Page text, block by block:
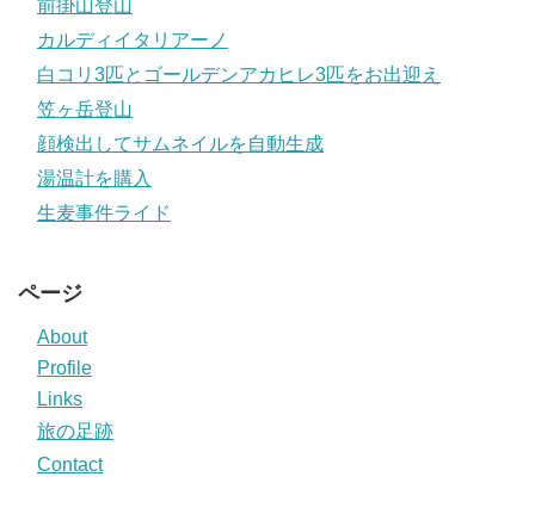
前掛山登山
カルディイタリアーノ
白コリ3匹とゴールデンアカヒレ3匹をお出迎え
笠ヶ岳登山
顔検出してサムネイルを自動生成
湯温計を購入
生麦事件ライド
ページ
About
Profile
Links
旅の足跡
Contact